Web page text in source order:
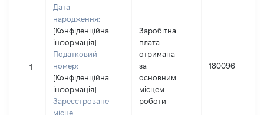
1
Дата
народження:
[Конфіденційна
інформація]
Податковий
номер:
[Конфіденційна
інформація]
Зареєстроване
місце
Заробітна
плата
отримана
за
основним
місцем
роботи
180096